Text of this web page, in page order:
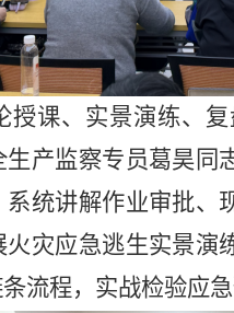
授课、实景演练、
产监察专员葛昊
统讲解作业审批、
灾应急逃生实景演
流程，实战检验应